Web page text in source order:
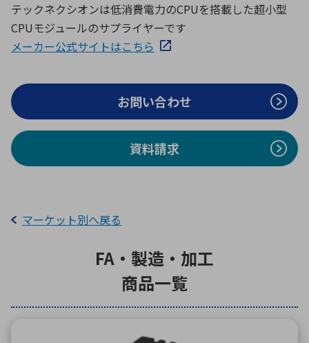
データセンタ・クラウド
ミリ波レーダー
ブログ｜ここから始まる最新技術
接着・接合
製品製造・加工
レーダ・衛星通信
照射
シミュレーター
レーザー・光学部品
特定用途向け・その他 サービス
E
F G
H
I
J
Q
R S
T
V W
テックネクシオンは低消費電力のCPUを搭載した超小型
CPUモジュールのサプライヤーです
メーカー公式サイトはこちら
お問い合わせ
資料請求
マーケット別へ戻る
FA・製造・加工
商品一覧